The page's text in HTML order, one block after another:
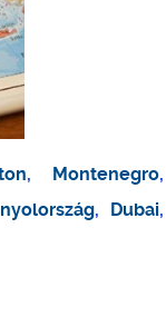
, Montenegro,
, Dubai,